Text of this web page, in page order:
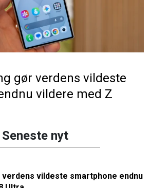
gør verdens vildeste
vildere med Z
Seneste nyt
vildeste smartphone endnu